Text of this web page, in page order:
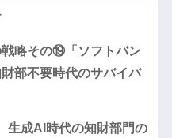
略その⑲「ソフトバン
部不要時代のサバイバ
生成AI時代の知財部門の